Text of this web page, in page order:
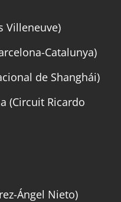
Villeneuve)
Catalunya)
de Shanghái)
(Circuit Ricardo
Ángel Nieto)